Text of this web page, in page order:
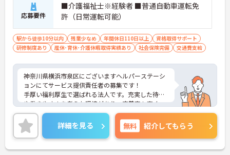
・介護スタッフと看護スタッフの比率が1対1で相談
しやすく、初任者研修や実務者研修からでも着実に
専門性を高められます
＜残業月7時間以下で身体の負担を軽減！＞
・常勤で働くスタッフの比率が90パーセント以上と
高く、急なシフト変更や無理な長時間勤務が発生し
にくい人員体制です
・訪問スケジュールに沿って施設内でのケアを行う
ため、月平均の残業時間は5時間から7時間程度とか
なり少なめに抑えられます
・夜勤明けの翌日は原則としてお休みとなるシフト
長期的な就業が可能です
＜評価制度でキャリアアップ＞
・介護福祉士や初任者研修などの資格や実務経験、
夜勤回数がしっかりと給与に反映されるためモチベ
応募要件
■介護福祉士※経験者 ■普通自動車運転免
許（日常運転可能）
駅から徒歩10分以内 残業少なめ 年間休日110日以上
資格取得サポート
研修制度あり
産休･育休･介護休暇取得実績あり 社会保険完備 交通費支給
神奈川県横浜市泉区にございますヘルパーステーシ
ョンにてサービス提供責任者の募集です！
手厚い福利厚生で選ばれる法人です。充実した待遇
や働きやすさを考えた環境があり、定着率も高く、
勤続年数10年以上の社員が多数活躍しています。リ
フレッシュ休暇や1時間単位の有給も職員がお互い
に協力しあってこの制度を活用しています。働きや
すい環境を皆で作ろうという文化がございます。
年間休日120日なのでお休みも多めに加え、残業少
詳細を見る 無料 紹介してもらう